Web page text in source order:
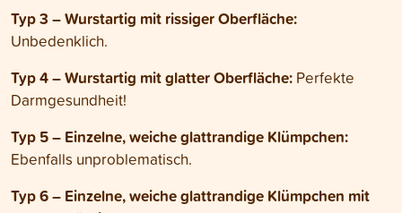
Typ 3 – Wurstartig mit rissiger Oberfläche:
Unbedenklich.
Typ 4 – Wurstartig mit glatter Oberfläche: Perfekte
Darmgesundheit!
Typ 5 – Einzelne, weiche glattrandige Klümpchen:
Ebenfalls unproblematisch.
Typ 6 – Einzelne, weiche glattrandige Klümpchen mit